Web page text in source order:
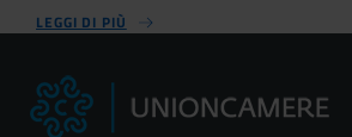
LEGGI DI PIÙ